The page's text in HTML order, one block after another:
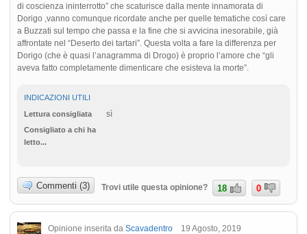
di coscienza ininterrotto” che scaturisce dalla mente innamorata di
Dorigo ,vanno comunque ricordate anche per quelle tematiche così care
a Buzzati sul tempo che passa e la fine che si avvicina inesorabile, già
affrontate nel “Deserto dei tartari”. Questa volta a fare la differenza per
Dorigo (che è quasi l’anagramma di Drogo) è proprio l’amore che “gli
aveva fatto completamente dimenticare che esisteva la morte”.
INDICAZIONI UTILI
Lettura consigliata
sì
Consigliato a chi ha
letto...
Commenti (3) Trovi utile questa opinione? 18 0
Opinione inserita da Scavadentro 19 Agosto, 2019